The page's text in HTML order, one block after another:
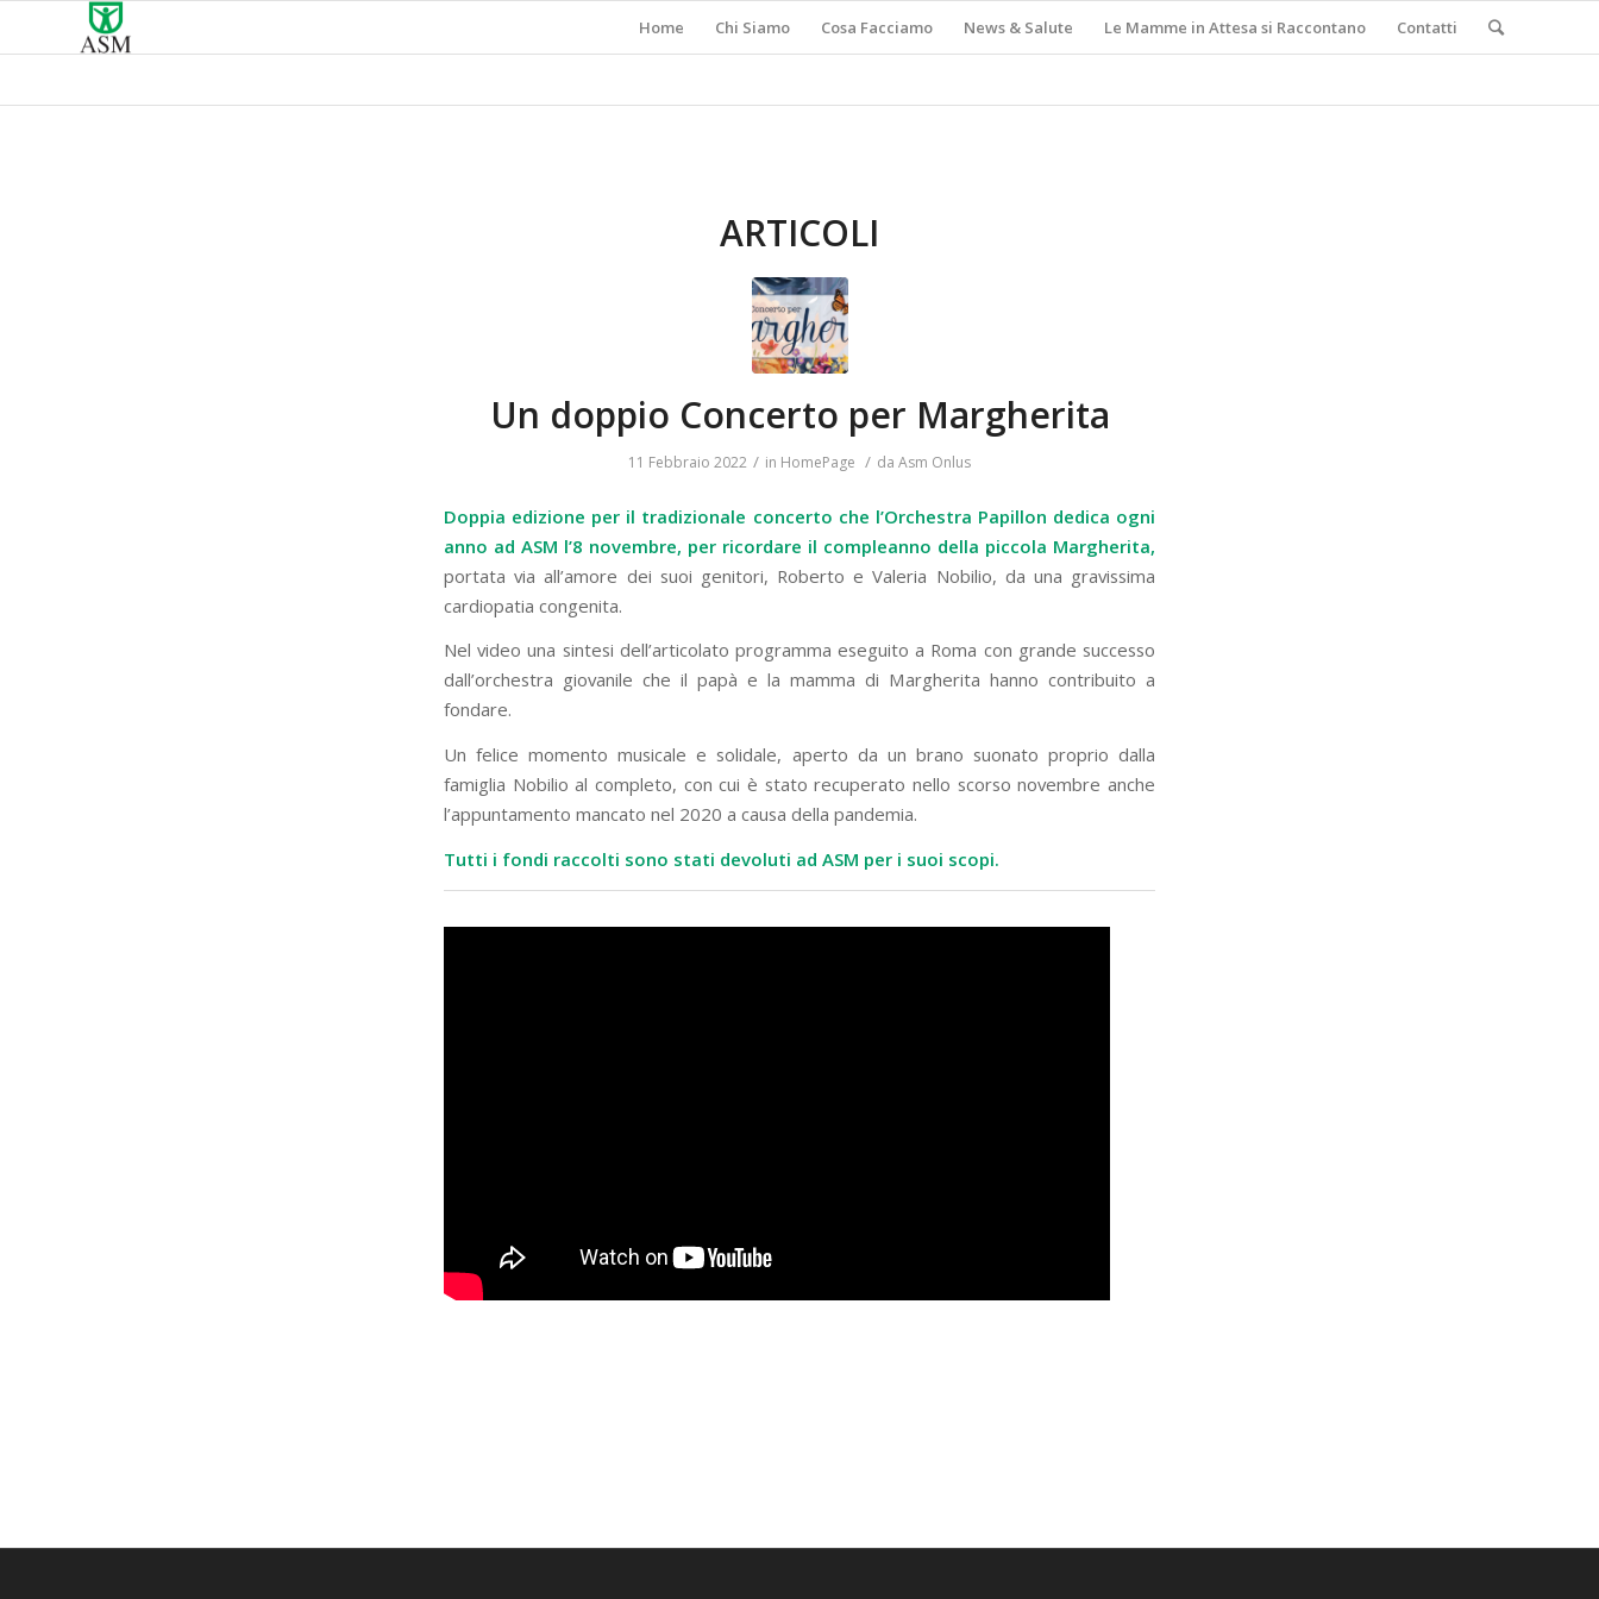
Home Chi Siamo Cosa Facciamo News & Salute Le Mamme in Attesa si Raccontano Contatti
ARTICOLI
Un doppio Concerto per Margherita
11 Febbraio 2022 / in HomePage / da Asm Onlus
Doppia edizione per il tradizionale concerto che l’Orchestra Papillon dedica ogni
anno ad ASM l’8 novembre, per ricordare il compleanno della piccola Margherita,
portata via all’amore dei suoi genitori, Roberto e Valeria Nobilio, da una gravissima
cardiopatia congenita.
Nel video una sintesi dell’articolato programma eseguito a Roma con grande successo
dall’orchestra giovanile che il papà e la mamma di Margherita hanno contribuito a
fondare.
Un felice momento musicale e solidale, aperto da un brano suonato proprio dalla
famiglia Nobilio al completo, con cui è stato recuperato nello scorso novembre anche
l’appuntamento mancato nel 2020 a causa della pandemia.
Tutti i fondi raccolti sono stati devoluti ad ASM per i suoi scopi.